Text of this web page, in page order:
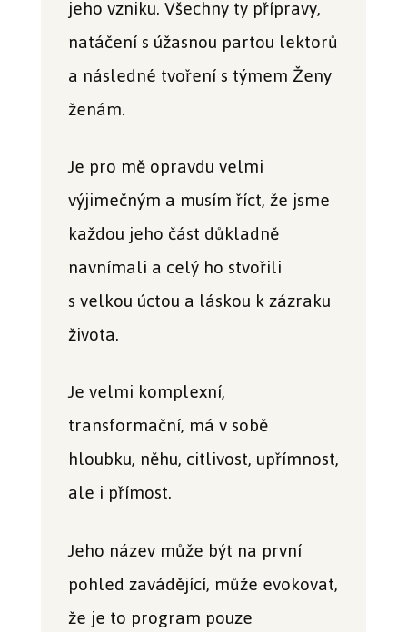
jeho vzniku. Všechny ty přípravy,
natáčení s úžasnou partou lektorů
a následné tvoření s týmem Ženy
ženám.
Je pro mě opravdu velmi
výjimečným a musím říct, že jsme
každou jeho část důkladně
navnímali a celý ho stvořili
s velkou úctou a láskou k zázraku
života.
Je velmi komplexní,
transformační, má v sobě
hloubku, něhu, citlivost, upřímnost,
ale i přímost.
Jeho název může být na první
pohled zavádějící, může evokovat,
že je to program pouze